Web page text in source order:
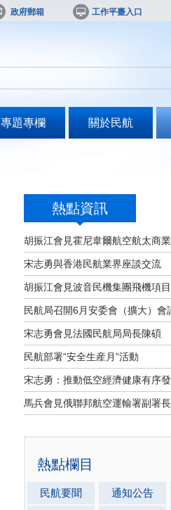
政府郵箱 工作平臺入口
專題專欄 關於民航
熱點資訊
宋志勇與香港民航業界座談交流
民航局召開6月安委會（擴大）會
宋志勇會見法國民航局局長陳碩
民航部署“安全生産月”活動
宋志勇：推動低空經濟健康有序
熱點欄目
民航要聞 通知公告